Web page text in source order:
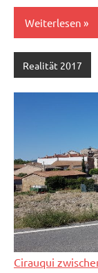
Weiterlesen
Realität 2017
Cirauqui